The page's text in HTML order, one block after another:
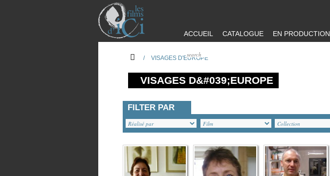
ACCUEIL CATALOGUE EN PRODUCTION
/ VISAGES D'EUROPE
VISAGES D&#039;EUROPE
FILTER PAR